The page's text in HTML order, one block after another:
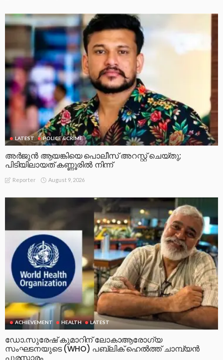
LATEST POLICE &CRIME
അർജുൻ ആയങ്കിയെ പൊലീസ് അറസ്റ്റ് ചെയ്‌തു;
പിടിയിലായത് കണ്ണൂരിൽ നിന്ന്
Reporter August 9, 2026
ACHIEVEMENT HEALTH LATEST
ഡോ.സുരേഷ് കുമാറിന് ലോകാആരോഗ്യ
സംഘടനയുടെ (WHO) പബ്ലിക് ഹെൽത്ത് ചാമ്പ്യൻ
പുരസ്ക്കാരം